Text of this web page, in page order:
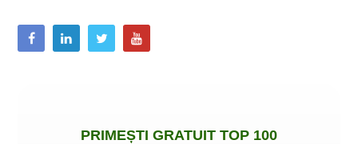
PRIMEȘTI GRATUIT TOP 100